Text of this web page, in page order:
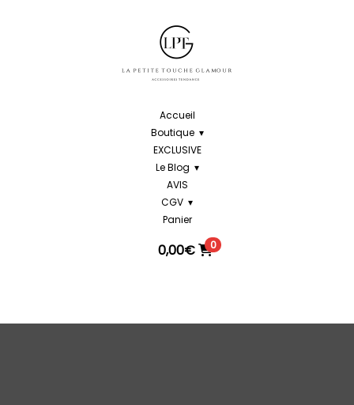
Accueil
Boutique
EXCLUSIVE
Le Blog
AVIS
CGV
Panier
0,00€ 0